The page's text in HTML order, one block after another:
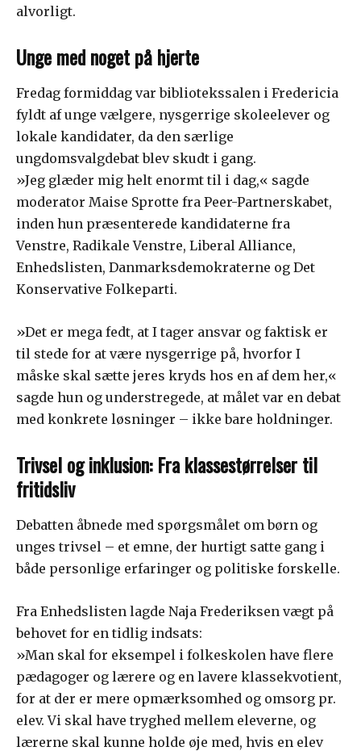
alvorligt.
Unge med noget på hjerte
Fredag formiddag var bibliotekssalen i Fredericia
fyldt af unge vælgere, nysgerrige skoleelever og
lokale kandidater, da den særlige
ungdomsvalgdebat blev skudt i gang.
»Jeg glæder mig helt enormt til i dag,« sagde
moderator Maise Sprotte fra Peer-Partnerskabet,
inden hun præsenterede kandidaterne fra
Venstre, Radikale Venstre, Liberal Alliance,
Enhedslisten, Danmarksdemokraterne og Det
Konservative Folkeparti.
»Det er mega fedt, at I tager ansvar og faktisk er
til stede for at være nysgerrige på, hvorfor I
måske skal sætte jeres kryds hos en af dem her,«
sagde hun og understregede, at målet var en debat
med konkrete løsninger – ikke bare holdninger.
Trivsel og inklusion: Fra klassestørrelser til
fritidsliv
Debatten åbnede med spørgsmålet om børn og
unges trivsel – et emne, der hurtigt satte gang i
både personlige erfaringer og politiske forskelle.
Fra Enhedslisten lagde Naja Frederiksen vægt på
behovet for en tidlig indsats:
»Man skal for eksempel i folkeskolen have flere
pædagoger og lærere og en lavere klassekvotient,
for at der er mere opmærksomhed og omsorg pr.
elev. Vi skal have tryghed mellem eleverne, og
lærerne skal kunne holde øje med, hvis en elev